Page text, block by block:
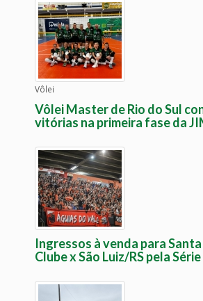
Vôlei
Vôlei Master de Rio do Sul
vitórias na primeira fase da
Ingressos à venda para
Clube x São Luiz/RS pela Série